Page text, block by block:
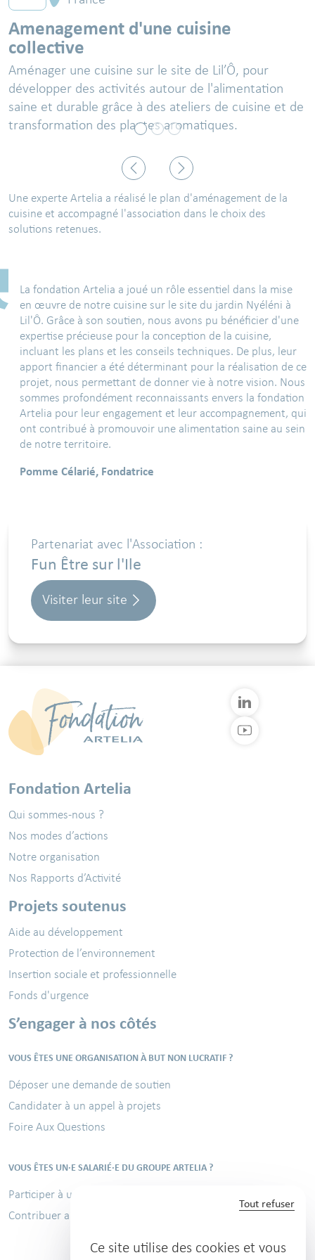
Amenagement d'une cuisine
collective
Aménager une cuisine sur le site de Lil’Ô, pour
développer des activités autour de l'alimentation
saine et durable grâce à des ateliers de cuisine et de
transformation des plantes aromatiques.
PrécédentSuivant
Une experte Artelia a réalisé le plan d'aménagement de la
cuisine et accompagné l'association dans le choix des
solutions retenues.
La fondation Artelia a joué un rôle essentiel dans la mise
en œuvre de notre cuisine sur le site du jardin Nyéléni à
Lil'Ô. Grâce à son soutien, nous avons pu bénéficier d'une
expertise précieuse pour la conception de la cuisine,
incluant les plans et les conseils techniques. De plus, leur
apport financier a été déterminant pour la réalisation de ce
projet, nous permettant de donner vie à notre vision. Nous
sommes profondément reconnaissants envers la fondation
Artelia pour leur engagement et leur accompagnement, qui
ont contribué à promouvoir une alimentation saine au sein
de notre territoire.
Pomme Célarié, Fondatrice
Partenariat avec l'Association :
Fun Être sur l'Ile
Visiter leur site
Fondation Artelia
Qui sommes-nous ?
Nos modes d’actions
Notre organisation
Nos Rapports d’Activité
Projets soutenus
Aide au développement
Protection de l’environnement
Insertion sociale et professionnelle
Fonds d'urgence
S’engager à nos côtés
VOUS ÊTES UNE ORGANISATION À BUT NON LUCRATIF ?
Déposer une demande de soutien
Candidater à un appel à projets
Foire Aux Questions
VOUS ÊTES UN·E SALARIÉ·E DU GROUPE ARTELIA ?
Participer à une mission solidaire
Contribuer au Challenge sportif
Ce site utilise des cookies et vous
Tout refuser